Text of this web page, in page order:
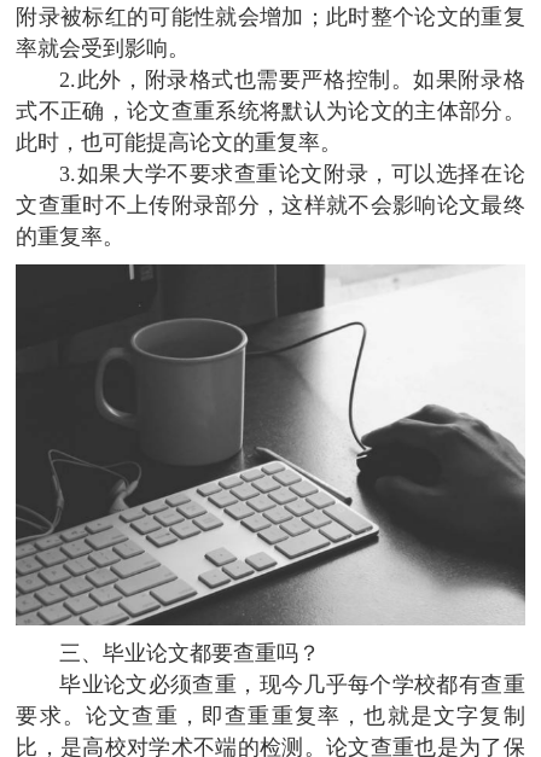
附录被标红的可能性就会增加；此时整个论文的重复
率就会受到影响。
2.此外，附录格式也需要严格控制。如果附录格
式不正确，论文查重系统将默认为论文的主体部分。
此时，也可能提高论文的重复率。
3.如果大学不要求查重论文附录，可以选择在论
文查重时不上传附录部分，这样就不会影响论文最终
的重复率。
三、毕业论文都要查重吗？
毕业论文必须查重，现今几乎每个学校都有查重
要求。论文查重，即查重重复率，也就是文字复制
比，是高校对学术不端的检测。论文查重也是为了保